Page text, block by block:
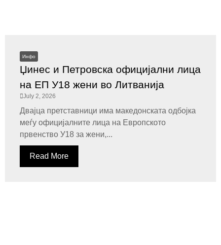
Инфо
Џинес и Петровска официјални лица
на ЕП У18 жени во Литванија
July 2, 2026
Двајца претставници има македонската одбојка
меѓу официјалните лица на Европското
првенство У18 за жени,...
Read More